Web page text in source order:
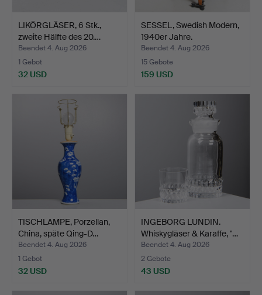
LIKÖRGLÄSER, 6 Stk.,
zweite Hälfte des 20.…
Beendet 4. Aug 2026
1 Gebot
32 USD
SESSEL, Swedish Modern,
1940er Jahre.
Beendet 4. Aug 2026
15 Gebote
159 USD
TISCHLAMPE, Porzellan,
China, späte Qing-D…
Beendet 4. Aug 2026
1 Gebot
32 USD
INGEBORG LUNDIN.
Whiskygläser & Karaffe, "…
Beendet 4. Aug 2026
2 Gebote
43 USD